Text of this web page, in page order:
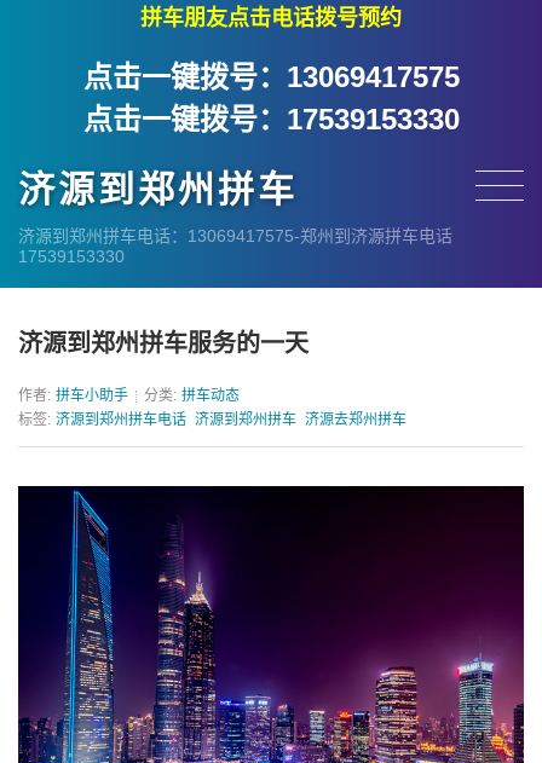
拼车朋友点击电话拨号预约
点击一键拨号：13069417575
点击一键拨号：17539153330
济源到郑州拼车
济源到郑州拼车电话：13069417575-郑州到济源拼车电话
17539153330
济源到郑州拼车服务的一天
作者: 拼车小助手 分类: 拼车动态
标签: 济源到郑州拼车电话 济源到郑州拼车 济源去郑州拼车